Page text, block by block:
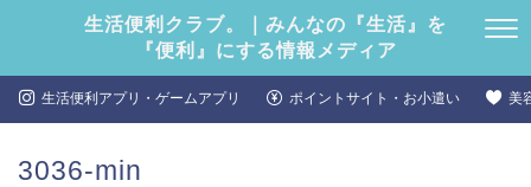
生活便利クラブ。｜みんなの『生活』を
『便利』にする情報メディア
生活便利アプリ・ゲームアプリ ポイントサイト・お小遣い 美
3036-min